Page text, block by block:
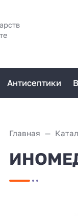
Антисептики
Главная
ИНОМЕД